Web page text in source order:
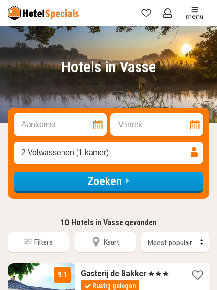
Mijn
favorieten
menu
Hotels in Vasse
Aankomst Vertrek
2 Volwassenen (1 kamer)
Zoeken
10 Hotels in Vasse gevonden
Filters Kaart
9.1 Gasterij de Bakker 2
, 3 Sterren
Rustig gelegen